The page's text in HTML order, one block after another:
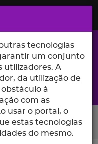
no Iscte
tecnologias
um conjunto
utilizadores. A
da utilização de
à
com as
usar o portal, o
estas tecnologias
do mesmo.